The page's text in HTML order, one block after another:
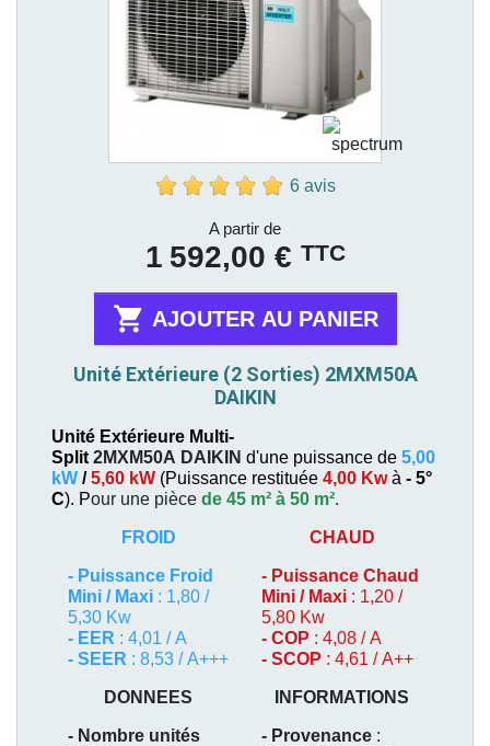
6 avis
A partir de
1 592,00 € TTC
 AJOUTER AU PANIER
Unité Extérieure (2 Sorties) 2MXM50A
DAIKIN
Unité Extérieure Multi-
Split 2MXM50A DAIKIN d'une puissance de 5,00
kW /5,60 kW (Puissance restituée 4,00 Kwà - 5°
C). Pour une pièce de 45 m² à 50 m².
FROID
- Puissance Froid
Mini / Maxi : 1,80 /
5,30 Kw
- EER : 4,01 / A
- SEER : 8,53 / A+++
CHAUD
- Puissance Chaud
Mini / Maxi : 1,20 /
5,80 Kw
- COP : 4,08 / A
- SCOP : 4,61 / A++
DONNEES
- Nombre unités
INFORMATIONS
- Provenance :